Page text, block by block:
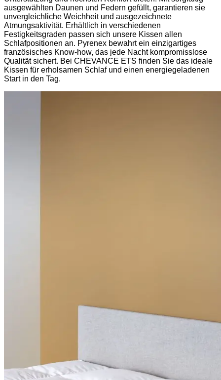
ausgewählten Daunen und Federn gefüllt, garantieren sie
unvergleichliche Weichheit und ausgezeichnete
Atmungsaktivität. Erhältlich in verschiedenen
Festigkeitsgraden passen sich unsere Kissen allen
Schlafpositionen an. Pyrenex bewahrt ein einzigartiges
französisches Know-how, das jede Nacht kompromisslose
Qualität sichert. Bei CHEVANCE ETS finden Sie das ideale
Kissen für erholsamen Schlaf und einen energiegeladenen
Start in den Tag.